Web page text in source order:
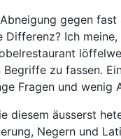
gegen
Ich
zu fassen.
Fragen und wenig
diesem äusserst
Negern und